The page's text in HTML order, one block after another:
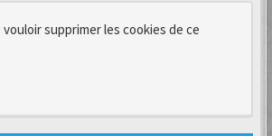
supprimer les cookies de ce